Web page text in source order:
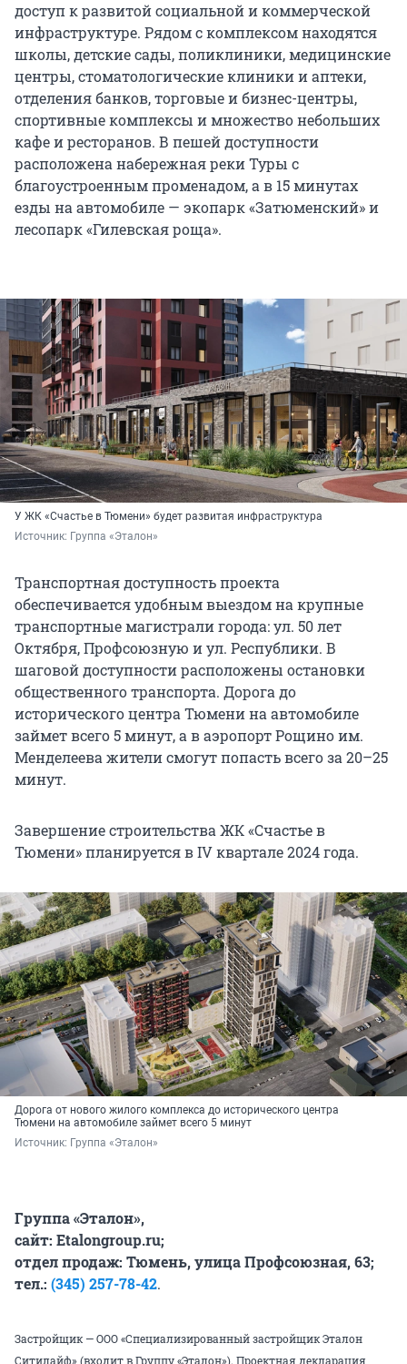
доступ к развитой социальной и коммерческой
инфраструктуре. Рядом с комплексом находятся
школы, детские сады, поликлиники, медицинские
центры, стоматологические клиники и аптеки,
отделения банков, торговые и бизнес-центры,
спортивные комплексы и множество небольших
кафе и ресторанов. В пешей доступности
расположена набережная реки Туры с
благоустроенным променадом, а в 15 минутах
езды на автомобиле — экопарк «Затюменский» и
лесопарк «Гилевская роща».
У ЖК «Счастье в Тюмени» будет развитая инфраструктура
Источник: Группа «Эталон»
Транспортная доступность проекта
обеспечивается удобным выездом на крупные
транспортные магистрали города: ул. 50 лет
Октября, Профсоюзную и ул. Республики. В
шаговой доступности расположены остановки
общественного транспорта. Дорога до
исторического центра Тюмени на автомобиле
займет всего 5 минут, а в аэропорт Рощино им.
Менделеева жители смогут попасть всего за 20–25
минут.
Завершение строительства ЖК «Счастье в
Тюмени» планируется в IV квартале 2024 года.
Дорога от нового жилого комплекса до исторического центра
Тюмени на автомобиле займет всего 5 минут
Источник: Группа «Эталон»
Группа «Эталон»,
сайт: Еtalongroup.ru;
отдел продаж: Тюмень, улица Профсоюзная, 63;
тел.: (345) 257-78-42.
Застройщик — ООО «Специализированный застройщик Эталон
Ситилайф» (входит в Группу «Эталон»). Проектная декларация